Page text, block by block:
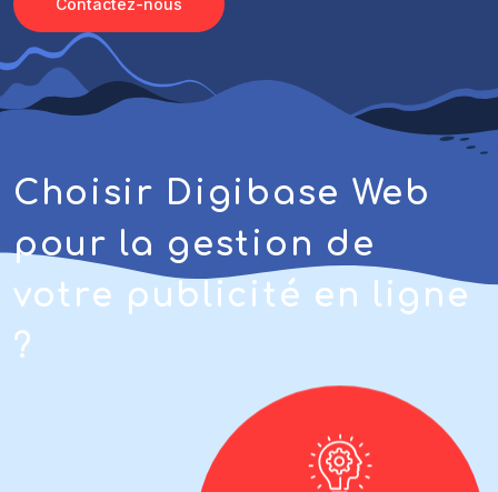
Choisir Digibase Web
pour la gestion de
votre publicité en ligne
?